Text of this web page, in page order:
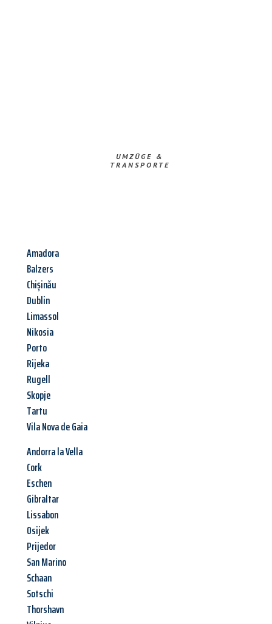
UMZÜGE &
TRANSPORTE
Amadora
Balzers
Chișinău
Dublin
Limassol
Nikosia
Porto
Rijeka
Rugell
Skopje
Tartu
Vila Nova de Gaia
Andorra la Vella
Cork
Eschen
Gibraltar
Lissabon
Osijek
Prijedor
San Marino
Schaan
Sotschi
Thorshavn